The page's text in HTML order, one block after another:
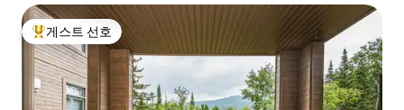
상위 게스트 선호
게스트 선호